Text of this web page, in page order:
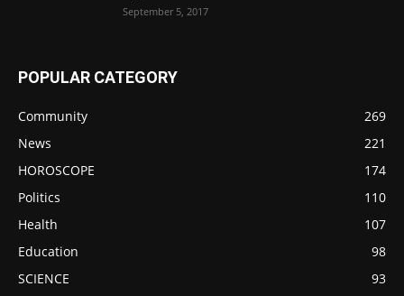
September 5, 2017
POPULAR CATEGORY
Community
269
News
221
HOROSCOPE
174
Politics
110
Health
107
Education
98
SCIENCE
93